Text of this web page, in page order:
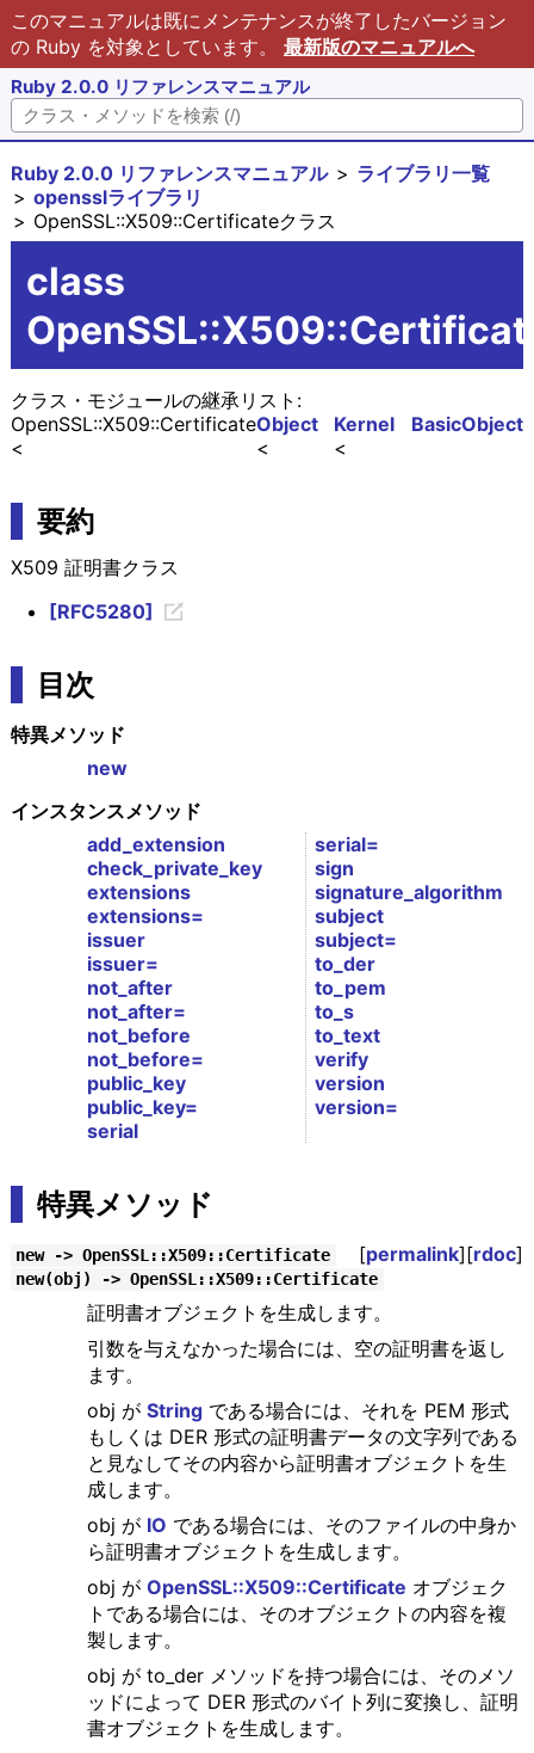
このマニュアルは既にメンテナンスが終了したバージョン
の Ruby を対象としています。 最新版のマニュアルへ
Ruby 2.0.0 リファレンスマニュアル
Ruby 2.0.0 リファレンスマニュアル
ライブラリ一覧
opensslライブラリ
OpenSSL::X509::Certificateクラス
class
クラス・モジュールの継承リスト:
BasicObject
Kernel
Object
OpenSSL::X509::Certificate
要約
X509 証明書クラス
[RFC5280]
目次
特異メソッド
new
インスタンスメソッド
add_extension
check_private_key
extensions
extensions=
issuer
issuer=
not_after
not_after=
not_before
not_before=
public_key
public_key=
serial
serial=
sign
signature_algorithm
subject
subject=
to_der
to_pem
to_s
to_text
verify
version
version=
特異メソッド
new -> OpenSSL::X509::Certificate [permalink][rdoc]
new(obj) -> OpenSSL::X509::Certificate
証明書オブジェクトを生成します。
引数を与えなかった場合には、空の証明書を返し
ます。
obj が Stringである場合には、それを PEM 形式
もしくは DER 形式の証明書データの文字列である
と見なしてその内容から証明書オブジェクトを生
成します。
obj が IO である場合には、そのファイルの中身か
ら証明書オブジェクトを生成します。
obj が OpenSSL::X509::Certificate オブジェク
トである場合には、そのオブジェクトの内容を複
製します。
obj が to_der メソッドを持つ場合には、そのメソ
ッドによって DER 形式のバイト列に変換し、証明
書オブジェクトを生成します。